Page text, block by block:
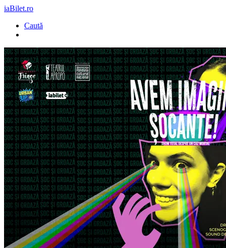
iaBilet.ro
Caută